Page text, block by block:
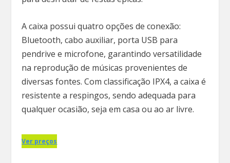
A caixa possui quatro opções de conexão:
Bluetooth, cabo auxiliar, porta USB para
pendrive e microfone, garantindo versatilidade
na reprodução de músicas provenientes de
diversas fontes. Com classificação IPX4, a caixa é
resistente a respingos, sendo adequada para
qualquer ocasião, seja em casa ou ao ar livre.
Ver preços